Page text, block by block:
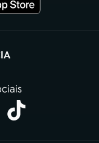
nova aba)